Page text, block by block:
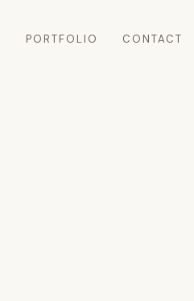
PORTFOLIO CONTACT